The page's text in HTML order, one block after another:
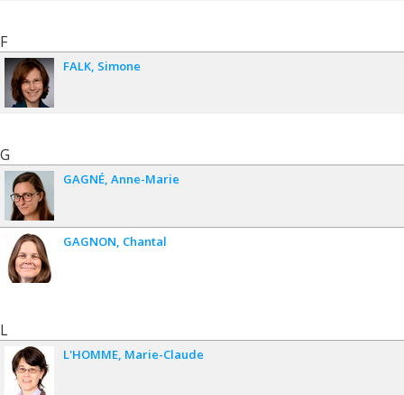
F
FALK Simone
G
GAGNÉ Anne-Marie
GAGNON Chantal
L
L'HOMME Marie-Claude